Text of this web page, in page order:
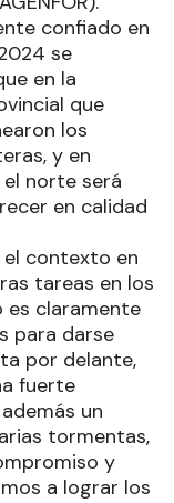
confiado en
se
en la
que
los
y en
norte será
en calidad
el contexto en
tareas en los
es claramente
para darse
por delante,
fuerte
un
tormentas,
y
a lograr los